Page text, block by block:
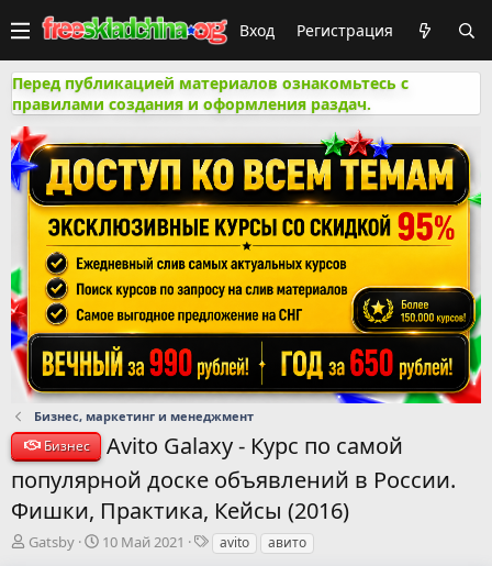
Вход Регистрация
Перед публикацией материалов ознакомьтесь с
правилами создания и оформления раздач.
Бизнес, маркетинг и менеджмент
Бизнес
Avito Galaxy - Курс по самой
популярной доске объявлений в России.
Фишки, Практика, Кейсы (2016)
А
Gatsby
Д
10 Май 2021
Тavito авито